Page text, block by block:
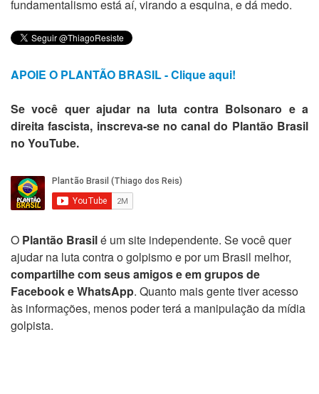
fundamentalismo está aí, virando a esquina, e dá medo.
APOIE O PLANTÃO BRASIL - Clique aqui!
Se você quer ajudar na luta contra Bolsonaro e a
direita fascista, inscreva-se no canal do Plantão Brasil
no YouTube.
O Plantão Brasilé um site independente. Se você quer
ajudar na luta contra o golpismo e por um Brasil melhor,
compartilhe com seus amigos e em grupos de
Facebook e WhatsApp. Quanto mais gente tiver acesso
às informações, menos poder terá a manipulação da mídia
golpista.